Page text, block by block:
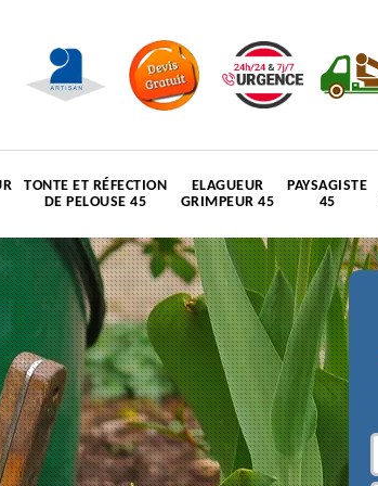
TONTE ET RÉFECTION
DE PELOUSE 45
ELAGUEUR
GRIMPEUR 45
PAYSAGISTE
45